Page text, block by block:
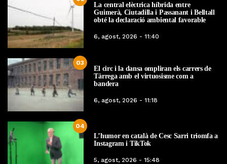
La central elèctrica híbrida entre
Guimerà, Ciutadilla i Passanant i Belltall
obté la declaració ambiental favorable
6, agost, 2026 - 11:40
03
El circ i la dansa ompliran els carrers de
Tàrrega amb el virtuosisme com a
bandera
6, agost, 2026 - 11:18
04
L’humor en català de Cesc Sarri triomfa a
Instagram i TikTok
5, agost, 2026 - 15:48